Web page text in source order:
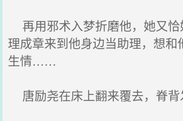
再用邪术入梦折磨他，她又恰
理成章来到他身边当助理，想和
生情……
唐励尧在床上翻来覆去，脊背